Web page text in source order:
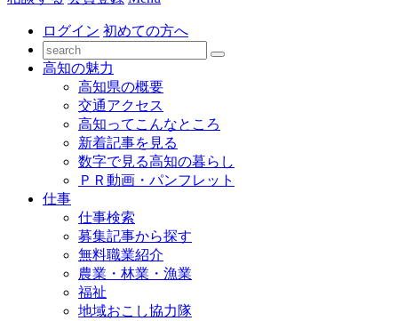
ログイン 初めての方へ
高知の魅力
高知県の概要
交通アクセス
高知ってこんなところ
新着記事を見る
数字で見る高知の暮らし
ＰＲ動画・パンフレット
仕事
仕事検索
募集記事から探す
無料職業紹介
農業・林業・漁業
福祉
地域おこし協力隊